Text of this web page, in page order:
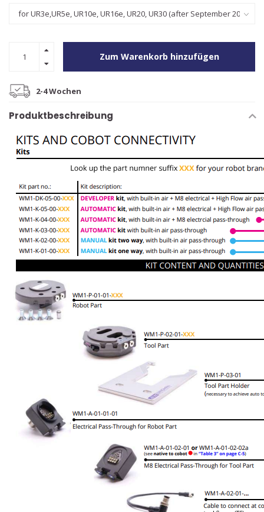
Zum Warenkorb hinzufügen
2-4 Wochen
Produktbeschreibung